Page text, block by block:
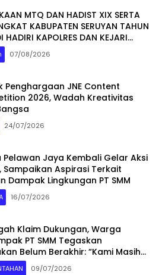
MTQ DAN HADIST XIX SERTA
KABUPATEN SERUYAN TAHUN
HADIRI KAPOLRES DAN KEJARI
07/08/2026
Penghargaan JNE Content
2026, Wadah Kreativitas
24/07/2026
Pelawan Jaya Kembali Gelar Aksi
Sampaikan Aspirasi Terkait
Dampak Lingkungan PT SMM
16/07/2026
Klaim Dukungan, Warga
PT SMM Tegaskan
Belum Berakhir: “Kami Masih
Dampaknya”
09/07/2026